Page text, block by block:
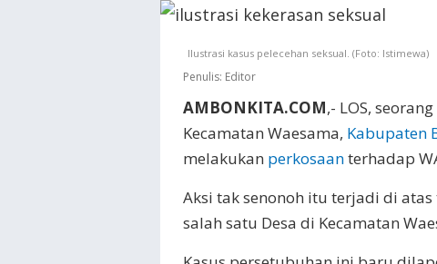
Ilustrasi kasus pelecehan seksual. (Foto: Istimewa)
Penulis: Editor
AMBONKITA.COM,- LOS,
Kecamatan Waesama, Kabupaten
melakukan perkosaanterhadap
Aksi tak senonoh itu terjadi di
salah satu Desa di Kecamatan